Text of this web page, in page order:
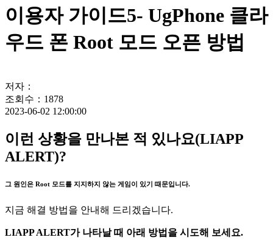
이용자 가이드5- UgPhone 클라
우드 폰 Root 모드 오픈 방법
저자：
조회수：1878
2023-06-02 12:00:00
이런 상황을 만나본 적 있나요(LIAPP
ALERT)?
그 원인은 Root 모드를 지지하지 않는 게임이 있기 때문입니다.
지금 해결 방법을 안내해 드리겠습니다.
LIAPP ALERT가 나타날 때 아래 방법을 시도해 보세요.